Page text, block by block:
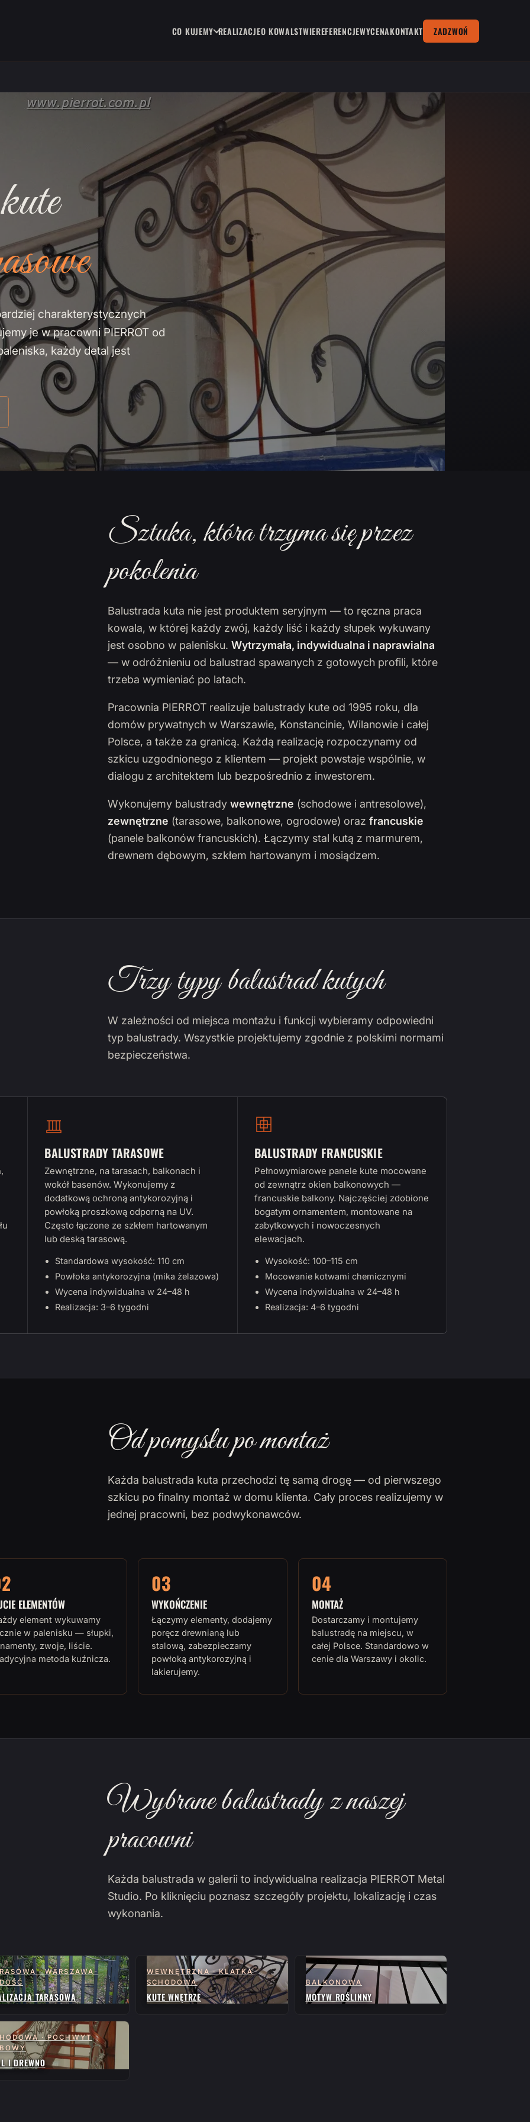
CO KUJEMY REALIZACJEO KOWALSTWIEREFERENCJEWYCENAKONTAKT ZADZWOŃ
charakterystycznych
je w pracowni PIERROT od
każdy detal jest
Sztuka, która trzyma się przez
pokolenia
Balustrada kuta nie jest produktem seryjnym — to ręczna praca
kowala, w której każdy zwój, każdy liść i każdy słupek wykuwany
jest osobno w palenisku. Wytrzymała, indywidualna i naprawialna
— w odróżnieniu od balustrad spawanych z gotowych profili, które
trzeba wymieniać po latach.
Pracownia PIERROT realizuje balustrady kute od 1995 roku, dla
domów prywatnych w Warszawie, Konstancinie, Wilanowie i całej
Polsce, a także za granicą. Każdą realizację rozpoczynamy od
szkicu uzgodnionego z klientem — projekt powstaje wspólnie, w
dialogu z architektem lub bezpośrednio z inwestorem.
Wykonujemy balustrady wewnętrzne (schodowe i antresolowe),
zewnętrzne (tarasowe, balkonowe, ogrodowe) oraz francuskie
(panele balkonów francuskich). Łączymy stal kutą z marmurem,
drewnem dębowym, szkłem hartowanym i mosiądzem.
Trzy typy balustrad kutych
W zależności od miejsca montażu i funkcji wybieramy odpowiedni
typ balustrady. Wszystkie projektujemy zgodnie z polskimi normami
bezpieczeństwa.
BALUSTRADY TARASOWE
Zewnętrzne, na tarasach, balkonach i
wokół basenów. Wykonujemy z
dodatkową ochroną antykorozyjną i
powłoką proszkową odporną na UV.
Często łączone ze szkłem hartowanym
lub deską tarasową.
Standardowa wysokość: 110 cm
Powłoka antykorozyjna (mika żelazowa)
Wycena indywidualna w 24–48 h
Realizacja: 3–6 tygodni
BALUSTRADY FRANCUSKIE
Pełnowymiarowe panele kute mocowane
od zewnątrz okien balkonowych —
francuskie balkony. Najczęściej zdobione
bogatym ornamentem, montowane na
zabytkowych i nowoczesnych
elewacjach.
Wysokość: 100–115 cm
Mocowanie kotwami chemicznymi
Wycena indywidualna w 24–48 h
Realizacja: 4–6 tygodni
Od pomysłu po montaż
Każda balustrada kuta przechodzi tę samą drogę — od pierwszego
szkicu po finalny montaż w domu klienta. Cały proces realizujemy w
jednej pracowni, bez podwykonawców.
ELEMENTÓW
element wykuwamy
w palenisku — słupki,
zwoje, liście.
metoda kuźnicza.
03
WYKOŃCZENIE
Łączymy elementy, dodajemy
poręcz drewnianą lub
stalową, zabezpieczamy
powłoką antykorozyjną i
lakierujemy.
04
MONTAŻ
Dostarczamy i montujemy
balustradę na miejscu, w
całej Polsce. Standardowo w
cenie dla Warszawy i okolic.
Wybrane balustrady z naszej
pracowni
Każda balustrada w galerii to indywidualna realizacja PIERROT Metal
Studio. Po kliknięciu poznasz szczegóły projektu, lokalizację i czas
wykonania.
· WARSZAWA-
TARASOWA
WEWNĘTRZNA · KLATKA
SCHODOWA
KUTE WNĘTRZE
BALKONOWA
MOTYW ROŚLINNY
· POCHWYT
I DREWNO